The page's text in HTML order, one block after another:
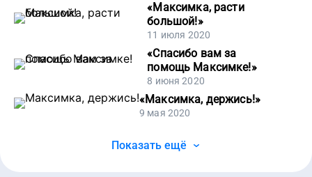
«Максимка, расти
большой!»
11 июля 2020
«Спасибо вам за
помощь Максимке!»
8 июня 2020
«Максимка, держись!»
9 мая 2020
Показать ещё